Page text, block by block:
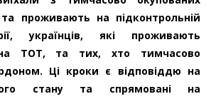
проживають на підконтрольній
українців, які проживають
на ТОТ, та тих, хто тимчасово
Ці кроки є відповіддю на
стану та спрямовані на